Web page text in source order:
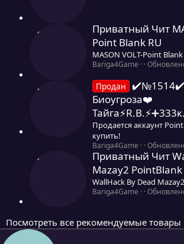
з
з
в
ё
з
Приватный Чит
Point Blank RU
MASON VOLT-Point Blank
Bariga4Game
0
0
0
з
в
ё
з
Продан
Биоугроза❤️
Продается аккаунт
купить!
Bariga4Game
0
,
0
з
в
д
Приватный Чит
Mazay2 PointBlank
WallHack By Dead
Bariga4Game
0
0
з
Посмотреть все рекомендуемые товары